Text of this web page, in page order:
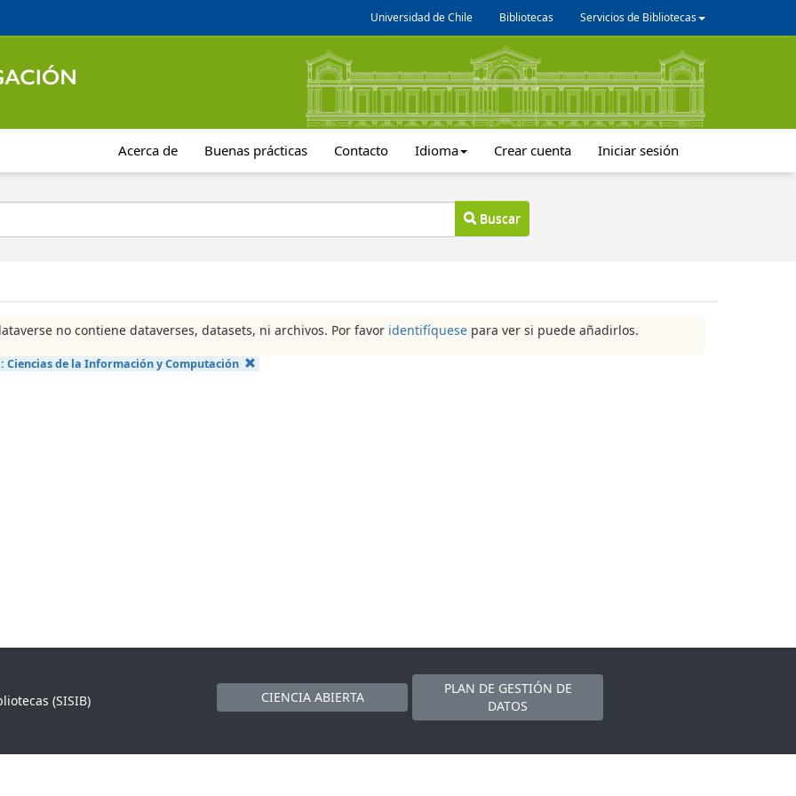
Universidad de Chile Bibliotecas Servicios de Bibliotecas
Acerca de Buenas prácticas Contacto Idioma Crear cuenta Iniciar sesión
Buscar
no contiene dataverses, datasets, ni archivos. Por favor identifíquese para ver si puede añadirlos.
Ciencias de la Información y Computación
(SISIB)
CIENCIA ABIERTA
PLAN DE GESTIÓN DE
DATOS